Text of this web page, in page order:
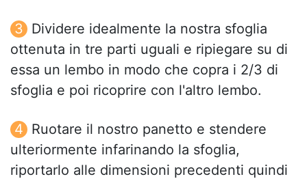
Dividere idealmente la nostra sfoglia
ottenuta in tre parti uguali e ripiegare su di
essa un lembo in modo che copra i 2/3 di
sfoglia e poi ricoprire con l'altro lembo.
Ruotare il nostro panetto e stendere
ulteriormente infarinando la sfoglia,
riportarlo alle dimensioni precedenti quindi